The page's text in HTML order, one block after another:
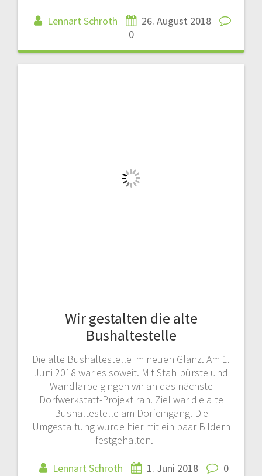
Lennart Schroth
26. August 2018
0
Wir gestalten die alte
Bushaltestelle
Die alte Bushaltestelle im neuen Glanz. Am 1.
Juni 2018 war es soweit. Mit Stahlbürste und
Wandfarbe gingen wir an das nächste
Dorfwerkstatt-Projekt ran. Ziel war die alte
Bushaltestelle am Dorfeingang. Die
Umgestaltung wurde hier mit ein paar Bildern
festgehalten.
Lennart Schroth 1. Juni 2018 0